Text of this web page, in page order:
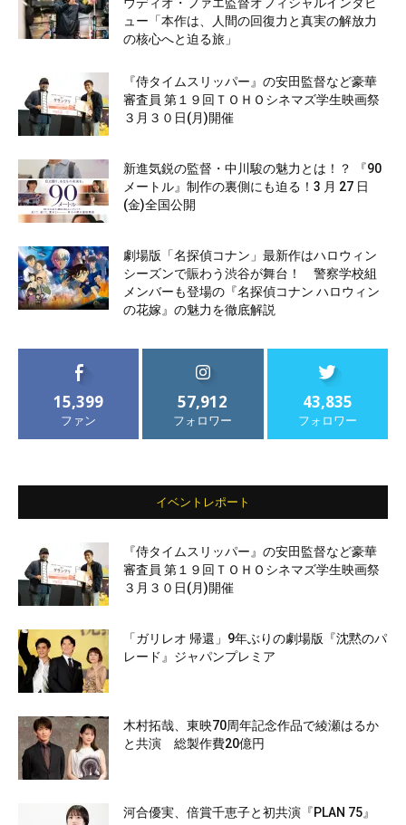
ウディオ・ファエ監督オフィシャルインタビ
ュー「本作は、人間の回復力と真実の解放力
の核心へと迫る旅」
『侍タイムスリッパー』の安田監督など豪華
審査員 第１９回ＴＯＨＯシネマズ学生映画祭
３月３０日(月)開催
新進気鋭の監督・中川駿の魅力とは！？ 『90
メートル』制作の裏側にも迫る！3 月 27 日
(金)全国公開
劇場版「名探偵コナン」最新作はハロウィン
シーズンで賑わう渋谷が舞台！ 警察学校組
メンバーも登場の『名探偵コナン ハロウィン
の花嫁』の魅力を徹底解説
15,399
ファン
57,912
フォロワー
43,835
フォロワー
イベントレポート
『侍タイムスリッパー』の安田監督など豪華
審査員 第１９回ＴＯＨＯシネマズ学生映画祭
３月３０日(月)開催
「ガリレオ 帰還」9年ぶりの劇場版『沈黙のパ
レード』ジャパンプレミア
木村拓哉、東映70周年記念作品で綾瀬はるか
と共演 総製作費20億円
河合優実、倍賞千恵子と初共演『PLAN 75』